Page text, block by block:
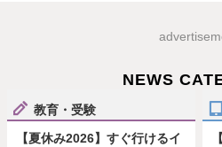
NEWS
教育・受験
【夏休み2026】すぐ行けるイ